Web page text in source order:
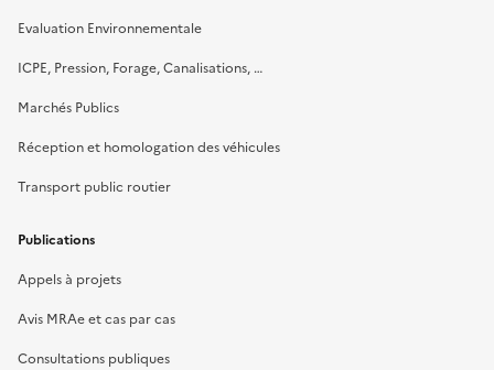
Evaluation Environnementale
ICPE, Pression, Forage, Canalisations, …
Marchés Publics
Réception et homologation des véhicules
Transport public routier
Publications
Appels à projets
Avis MRAe et cas par cas
Consultations publiques